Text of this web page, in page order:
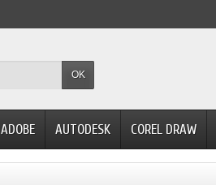
OK
ADOBE AUTODESK COREL DRAW